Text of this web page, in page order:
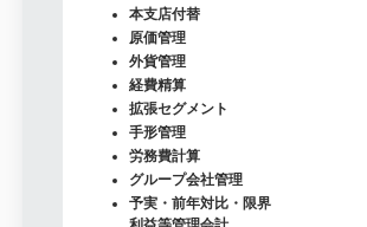
本支店付替
原価管理
外貨管理
経費精算
拡張セグメント
手形管理
労務費計算
グループ会社管理
予実・前年対比・限界